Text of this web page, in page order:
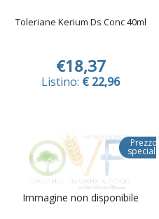
Toleriane Kerium Ds Conc 40ml
€18,37
Listino: € 22,96
Immagine non disponibile
Prezzo